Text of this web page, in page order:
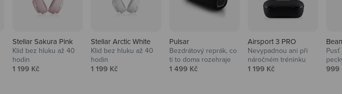
Stellar Sakura Pink
Klid bez hluku až 40
hodin
Prodejní cena
1 199 Kč
Stellar Arctic White
Klid bez hluku až 40
hodin
Prodejní cena
1 199 Kč
Pulsar
Bezdrátový reprák, co
ti to doma rozehraje
Prodejní cena
1 499 Kč
Airsport 3 PRO
Nevypadnou ani při
náročném tréninku
Prodejní cena
1 199 Kč 999